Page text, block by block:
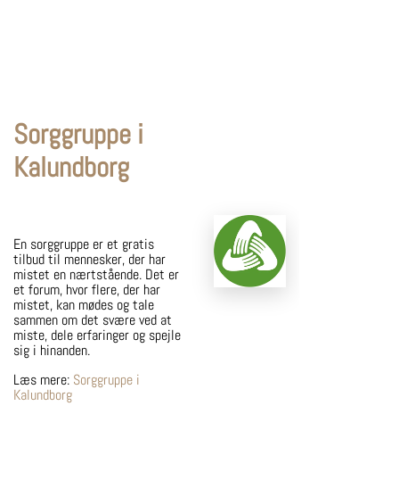
Sorggruppe i
Kalundborg
En sorggruppe er et gratis
tilbud til mennesker, der har
mistet en nærtstående. Det er
et forum, hvor flere, der har
mistet, kan mødes og tale
sammen om det svære ved at
miste, dele erfaringer og spejle
sig i hinanden.
Læs mere: Sorggruppe i
Kalundborg